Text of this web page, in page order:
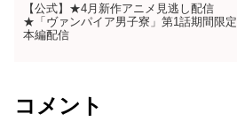
【公式】★4月新作アニメ見逃し配信
★「ヴァンパイア男子寮」第1話期間限定
本編配信
コメント